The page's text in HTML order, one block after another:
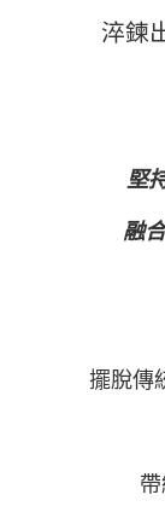
淬鍊
堅
融
擺脫傳